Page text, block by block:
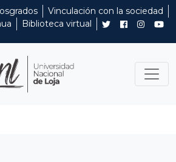
Vinculación con la sociedad
Biblioteca virtual